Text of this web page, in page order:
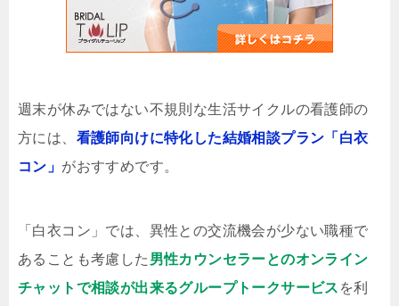
週末が休みではない不規則な生活サイクルの看護師の
方には、 看護師向けに特化した結婚相談プラン「白衣
コン」 がおすすめです。
「白衣コン」では、異性との交流機会が少ない職種で
あることも考慮した 男性カウンセラーとのオンライン
チャットで相談が出来るグループトークサービス を利